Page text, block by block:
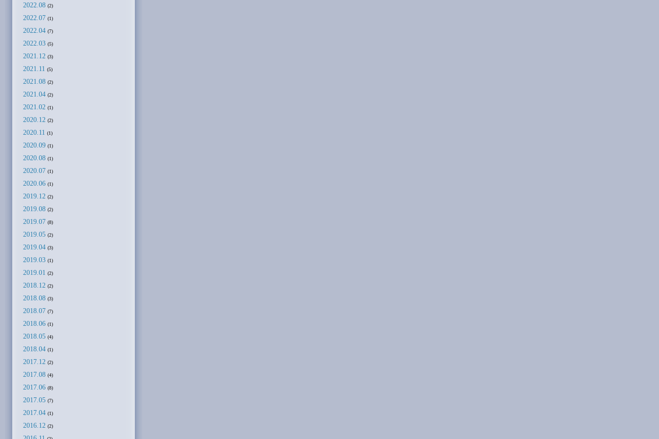
2022.08 (2)
2022.07 (1)
2022.04 (7)
2022.03 (5)
2021.12 (3)
2021.11 (5)
2021.08 (2)
2021.04 (2)
2021.02 (1)
2020.12 (2)
2020.11 (1)
2020.09 (1)
2020.08 (1)
2020.07 (1)
2020.06 (1)
2019.12 (2)
2019.08 (2)
2019.07 (8)
2019.05 (2)
2019.04 (3)
2019.03 (1)
2019.01 (2)
2018.12 (2)
2018.08 (3)
2018.07 (7)
2018.06 (1)
2018.05 (4)
2018.04 (1)
2017.12 (2)
2017.08 (4)
2017.06 (8)
2017.05 (7)
2017.04 (1)
2016.12 (2)